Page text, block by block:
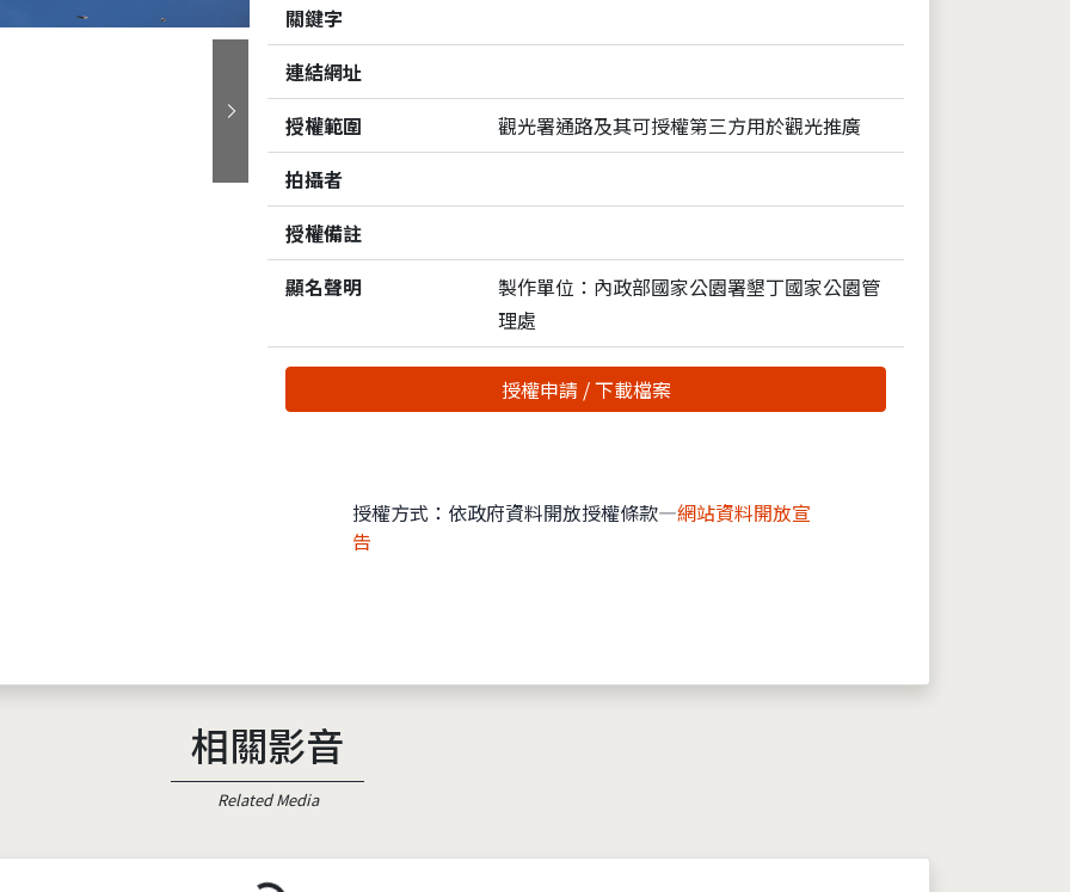
下一張
關鍵字
連結網址
授權範圍
觀光署通路及其可授權第三方用於觀光推廣
拍攝者
授權備註
顯名聲明
製作單位：內政部國家公園署墾丁國家公園管
理處
授權申請 / 下載檔案
授權方式：依政府資料開放授權條款—網站資料開放宣
告
相關影音
Related Media